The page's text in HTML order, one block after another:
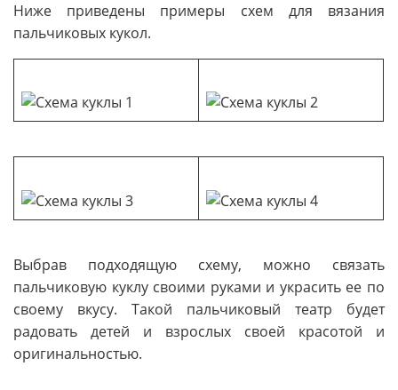
Ниже приведены примеры схем для вязания
пальчиковых кукол.
Выбрав подходящую схему, можно связать
пальчиковую куклу своими руками и украсить ее по
своему вкусу. Такой пальчиковый театр будет
радовать детей и взрослых своей красотой и
оригинальностью.